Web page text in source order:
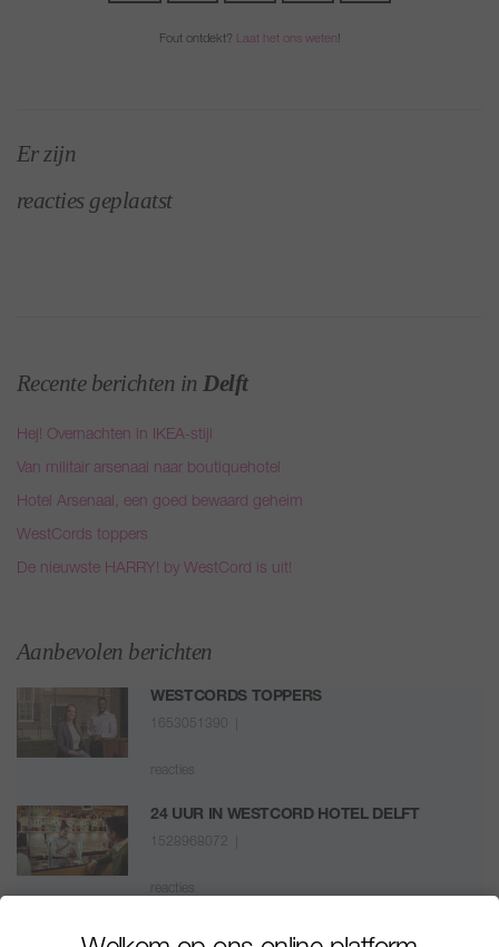
Fout ontdekt? Laat het ons weten!
Er zijn
reacties geplaatst
Recente berichten in Delft
Hej! Overnachten in IKEA-stijl
Van militair arsenaal naar boutiquehotel
Hotel Arsenaal, een goed bewaard geheim
WestCords toppers
De nieuwste HARRY! by WestCord is uit!
Aanbevolen berichten
WESTCORDS TOPPERS
1653051390 |
reacties
24 UUR IN WESTCORD HOTEL DELFT
1528968072 |
reacties
DE NIEUWSTE HARRY! BY WESTCORD IS UIT!